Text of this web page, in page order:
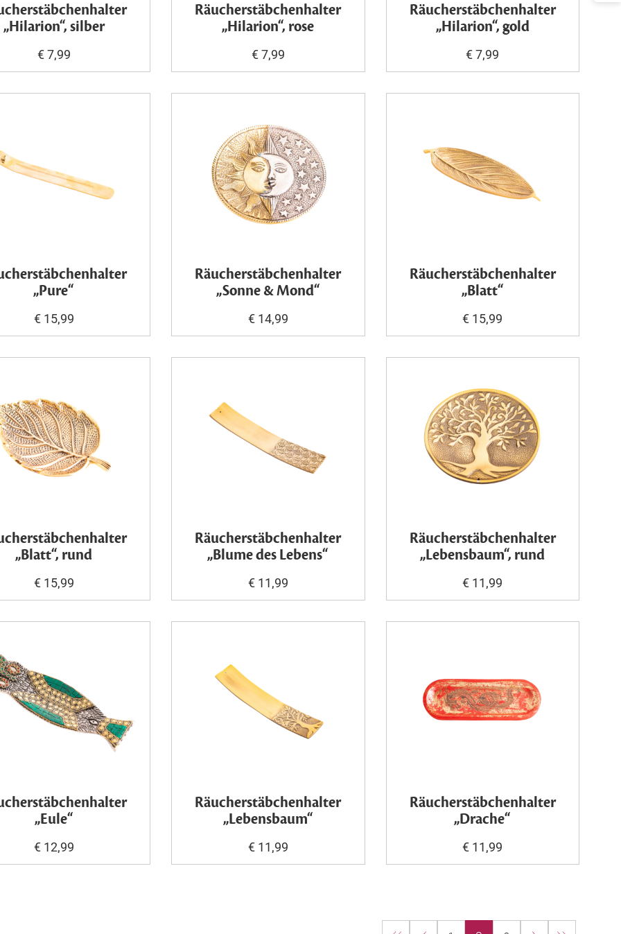
„Hilarion“, silber
€ 7,99
Räucherstäbchenhalter
„Hilarion“, rose
€ 7,99
Räucherstäbchenhalter
„Hilarion“, gold
€ 7,99
„Pure“
€ 15,99
Räucherstäbchenhalter
„Sonne & Mond“
€ 14,99
Räucherstäbchenhalter
„Blatt“
€ 15,99
„Blatt“, rund
€ 15,99
Räucherstäbchenhalter
„Blume des Lebens“
€ 11,99
Räucherstäbchenhalter
„Lebensbaum“, rund
€ 11,99
„Eule“
€ 12,99
Räucherstäbchenhalter
„Lebensbaum“
€ 11,99
Räucherstäbchenhalter
„Drache“
€ 11,99